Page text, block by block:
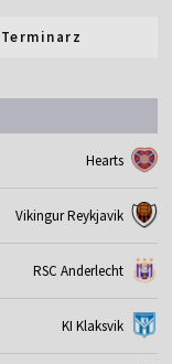
Terminarz
Hearts
Vikingur Reykjavik
RSC Anderlecht
KI Klaksvik